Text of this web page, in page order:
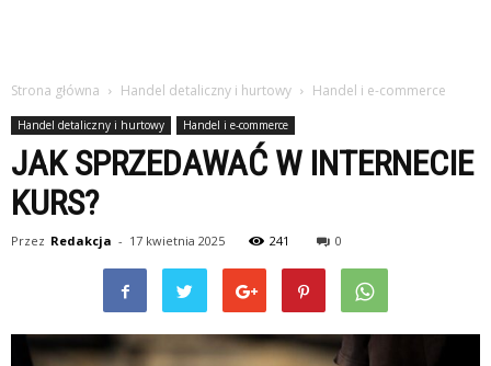
Strona główna Handel detaliczny i hurtowy Handel i e-commerce
Handel detaliczny i hurtowy Handel i e-commerce
JAK SPRZEDAWAĆ W INTERNECIE
KURS?
Przez Redakcja - 17 kwietnia 2025 241 0